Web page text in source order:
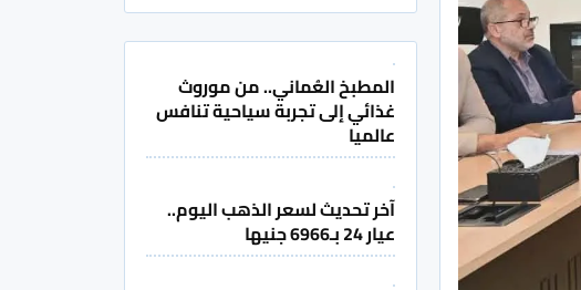
المطبخ العُماني.. من موروث
غذائي إلى تجربة سياحية تنافس
عالميا
آخر تحديث لسعر الذهب اليوم..
عيار 24 بـ6966 جنيها